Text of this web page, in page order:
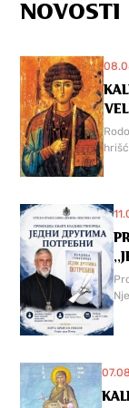
NOVOSTI